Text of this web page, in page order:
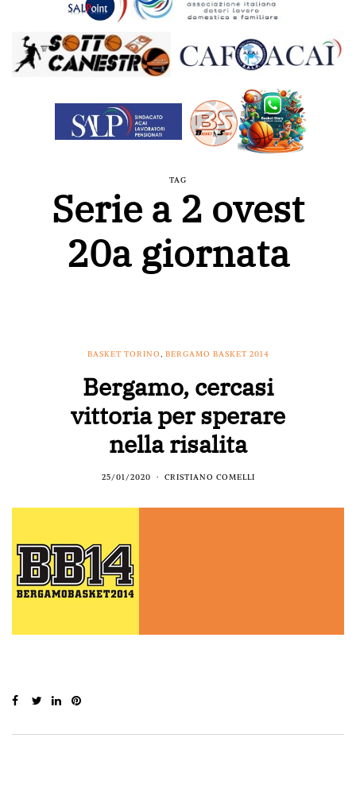
TAG
Serie a 2 ovest
20a giornata
BASKET TORINO, BERGAMO BASKET 2014
Bergamo, cercasi
vittoria per sperare
nella risalita
25/01/2020 CRISTIANO COMELLI